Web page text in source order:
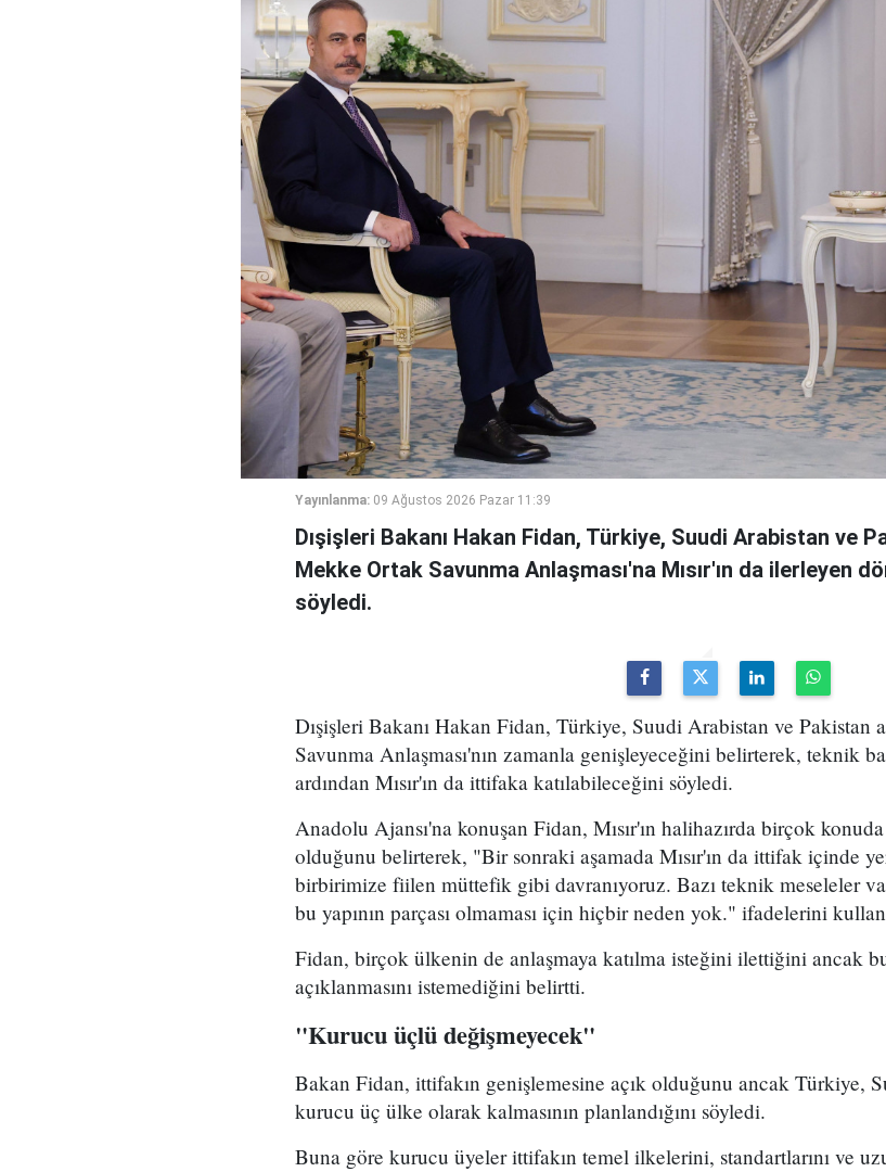
Yayınlanma: 09 Ağustos 2026 Pazar 11:39
Dışişleri Bakanı Hakan Fidan, Türkiye, Suudi Arabistan ve
Mekke Ortak Savunma Anlaşması'na Mısır'ın da ilerleyen
söyledi.
Dışişleri Bakanı Hakan Fidan, Türkiye, Suudi Arabistan ve Pakistan
Savunma Anlaşması'nın zamanla genişleyeceğini belirterek, teknik
ardından Mısır'ın da ittifaka katılabileceğini söyledi.
Anadolu Ajansı'na konuşan Fidan, Mısır'ın halihazırda birçok
olduğunu belirterek, "Bir sonraki aşamada Mısır'ın da ittifak içinde
birbirimize fiilen müttefik gibi davranıyoruz. Bazı teknik meseleler
bu yapının parçası olmaması için hiçbir neden yok." ifadelerini
Fidan, birçok ülkenin de anlaşmaya katılma isteğini ilettiğini ancak
açıklanmasını istemediğini belirtti.
"Kurucu üçlü değişmeyecek"
Bakan Fidan, ittifakın genişlemesine açık olduğunu ancak Türkiye,
kurucu üç ülke olarak kalmasının planlandığını söyledi.
Buna göre kurucu üyeler ittifakın temel ilkelerini, standartlarını ve